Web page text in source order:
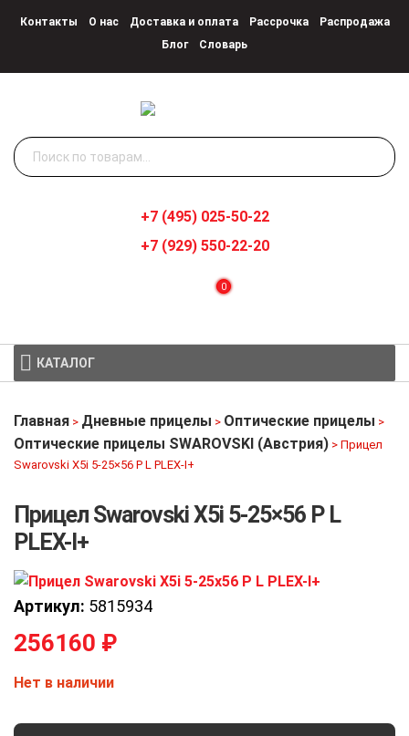
Контакты О нас Доставка и оплата Рассрочка
Распродажа
Блог
Словарь
Искать:
0
+7 (495) 025-50-22
+7 (929) 550-22-20
КАТАЛОГ
Главная > Дневные прицелы > Оптические прицелы >
Оптические прицелы SWAROVSKI (Австрия) > Прицел
Swarovski X5i 5-25×56 P L PLEX-I+
Прицел Swarovski X5i 5-25×56 P L
PLEX-I+
Артикул: 5815934
256160 ₽
Нет в наличии